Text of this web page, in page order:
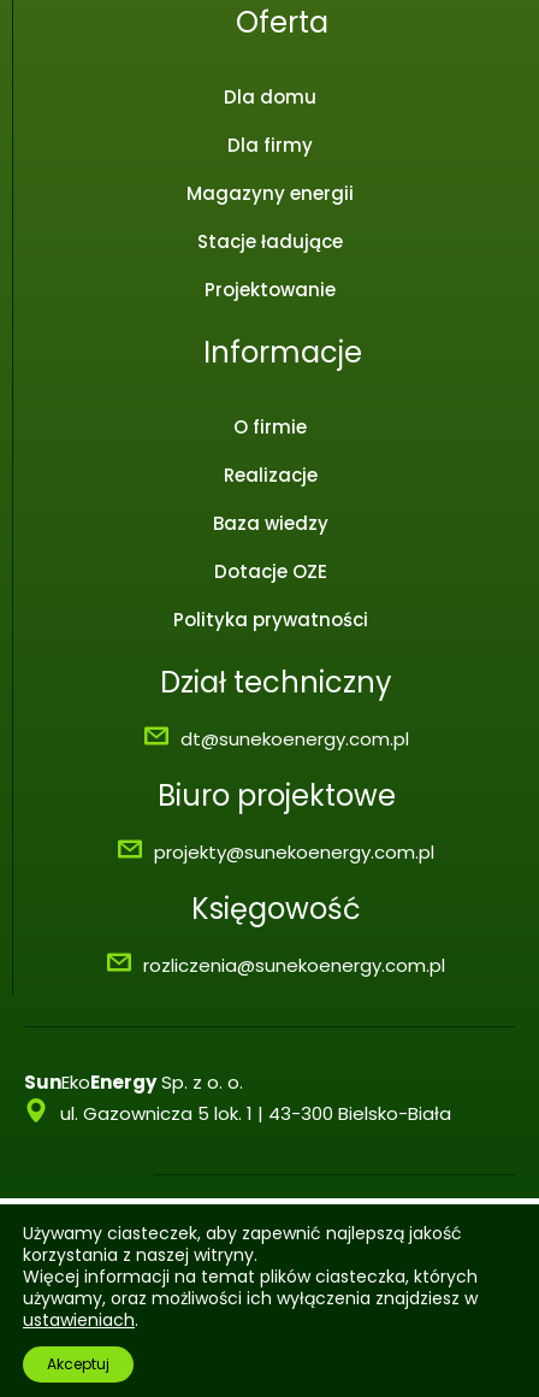
Oferta
Dla domu
Dla firmy
Magazyny energii
Stacje ładujące
Projektowanie
Informacje
O firmie
Realizacje
Baza wiedzy
Dotacje OZE
Polityka prywatności
Dział techniczny
dt@sunekoenergy.com.pl
Biuro projektowe
projekty@sunekoenergy.com.pl
Księgowość
rozliczenia@sunekoenergy.com.pl
SunEkoEnergySp. z o. o.
ul. Gazownicza 5 lok. 1 | 43-300 Bielsko-Biała
+48506 607 659
Używamy ciasteczek, aby zapewnić najlepszą jakość
korzystania z naszej witryny.
Więcej informacji na temat plików ciasteczka, których
używamy, oraz możliwości ich wyłączenia znajdziesz w
ustawieniach.
Akceptuj